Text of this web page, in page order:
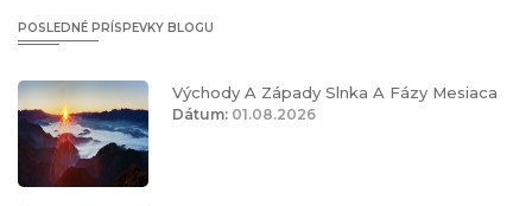
POSLEDNÉ PRÍSPEVKY BLOGU
Východy A Západy Slnka A Fázy Mesiaca
Dátum: 01.08.2026